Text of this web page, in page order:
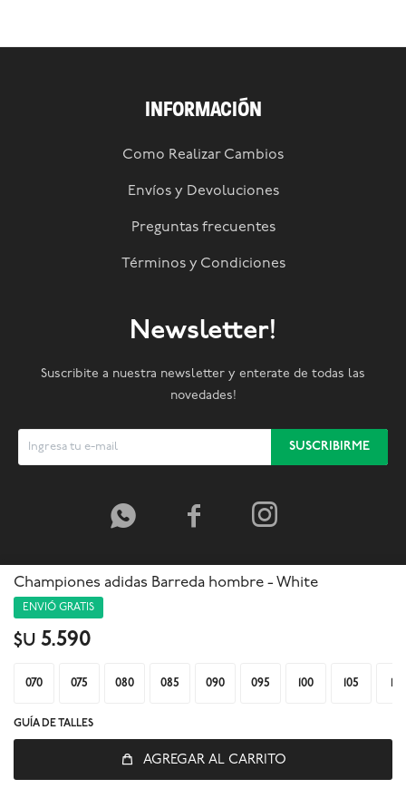
Championes adidas Barreda hombre - White
ENVIÓ GRATIS
$U 5.590
070 075 080 085 090 095 100 105
GUÍA DE TALLES
AGREGAR AL CARRITO
INFORMACIÓN
Como Realizar Cambios
Envíos y Devoluciones
Preguntas frecuentes
Términos y Condiciones
Newsletter!
Suscribite a nuestra newsletter y enterate de todas las
novedades!
SUSCRIBIRME
  